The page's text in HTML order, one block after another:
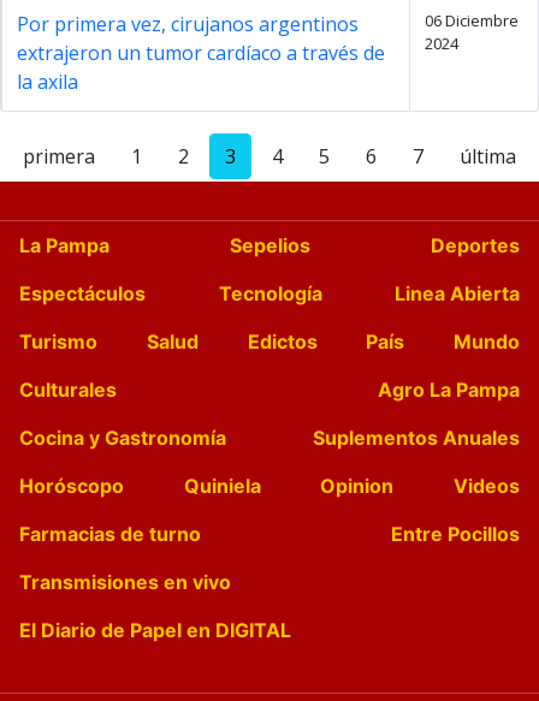
Por primera vez, cirujanos argentinos
extrajeron un tumor cardíaco a través de
la axila
06 Diciembre
2024
primera 1 2 3 4 5 6 7 última
La Pampa Sepelios
Deportes
Espectáculos
Tecnología
Linea Abierta
Turismo
Salud Edictos País
Mundo
Culturales
Agro La Pampa
Cocina y Gastronomía
Suplementos Anuales
Horóscopo
Quiniela Opinion
Videos
Farmacias de turno
Entre Pocillos
Transmisiones en vivo
El Diario de Papel en DIGITAL